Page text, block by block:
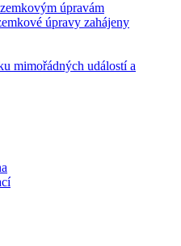
úpravám
úpravy zahájeny
mimořádných událostí a